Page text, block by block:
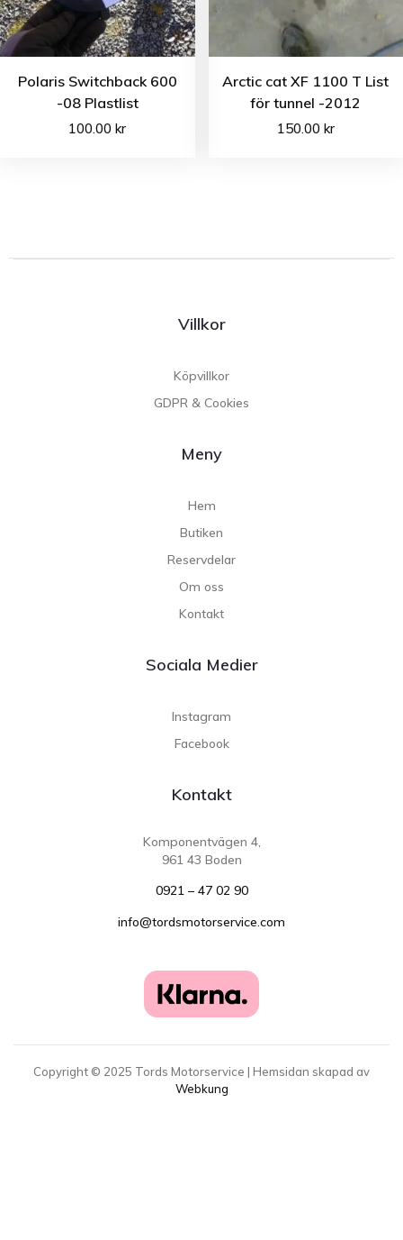
Polaris Switchback 600
-08 Plastlist
100.00kr
Arctic cat XF 1100 T List
för tunnel -2012
150.00 kr
Villkor
Köpvillkor
GDPR & Cookies
Meny
Hem
Butiken
Reservdelar
Om oss
Kontakt
Sociala Medier
Instagram
Facebook
Kontakt
Komponentvägen 4,
961 43 Boden
0921 – 47 02 90
info@tordsmotorservice.com
Copyright © 2025 Tords Motorservice | Hemsidan skapad av
Webkung